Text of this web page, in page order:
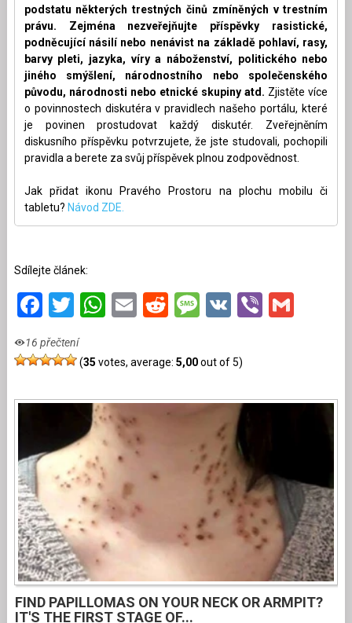
podstatu některých trestných činů zmíněných v trestním
právu. Zejména nezveřejňujte příspěvky rasistické,
podněcující násilí nebo nenávist na základě pohlaví, rasy,
barvy pleti, jazyka, víry a náboženství, politického nebo
jiného smýšlení, národnostního nebo společenského
původu, národnosti nebo etnické skupiny atd. Zjistěte více
o povinnostech diskutéra v pravidlech našeho portálu, které
je povinen prostudovat každý diskutér. Zveřejněním
diskusního příspěvku potvrzujete, že jste studovali, pochopili
pravidla a berete za svůj příspěvek plnou zodpovědnost.
Jak přidat ikonu Pravého Prostoru na plochu mobilu či
tabletu? Návod ZDE.
Sdílejte článek:
Facebook
Twitter
WhatsApp
EmailRedditMessage
VKViber
16 přečtení
(35 votes, average: 5,00out of 5)
FIND PAPILLOMAS ON YOUR NECK OR ARMPIT?
IT'S THE FIRST STAGE OF...